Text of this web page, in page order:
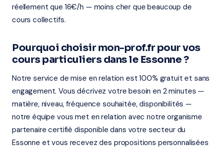
réellement que 16€/h — moins cher que beaucoup de
cours collectifs.
Pourquoi choisir mon-prof.fr pour vos
cours particuliers dans le Essonne ?
Notre service de mise en relation est 100% gratuit et sans
engagement. Vous décrivez votre besoin en 2 minutes —
matière, niveau, fréquence souhaitée, disponibilités —
notre équipe vous met en relation avec notre organisme
partenaire certifié disponible dans votre secteur du
Essonne et vous recevez des propositions personnalisées